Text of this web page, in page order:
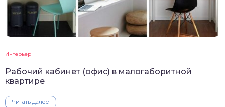
Интерьер
Рабочий кабинет (офис) в малогаборитной
квартире
Читать далее